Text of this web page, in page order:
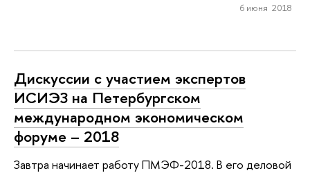
6 июня 2018
Дискуссии с участием экспертов
ИСИЭЗ на Петербургском
международном экономическом
форуме – 2018
Завтра начинает работу ПМЭФ-2018. В его деловой